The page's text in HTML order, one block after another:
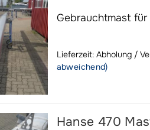
Gebrauchtmast
Lieferzeit: Abholung /
abweichend)
Hanse 470